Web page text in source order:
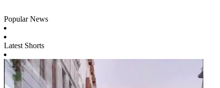
Popular News
Latest Shorts